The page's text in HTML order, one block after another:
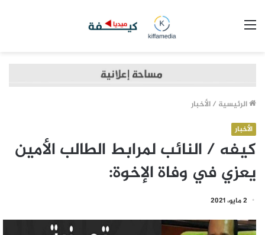
الرئيسية /الأخبار
الأخبار
كيفه / النائب لمرابط الطالب الأمين
يعزي في وفاة الإخوة:
2 مايو، 2021